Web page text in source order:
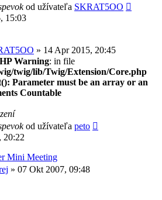
od užívateľa SKRAT5OO
15:03
» 14 Apr 2015, 20:45
Warning: in file
twig/lib/Twig/Extension/Core.php
Parameter must be an array or an
Countable
od užívateľa peto
20:22
Mini Meeting
» 07 Okt 2007, 09:48